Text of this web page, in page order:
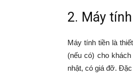
2. Máy
Máy tính tiền là
(nếu có) cho
nhật, có giá đỡ.